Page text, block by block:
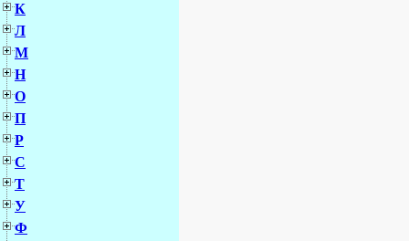
К
Л
М
Н
О
П
Р
С
Т
У
Ф